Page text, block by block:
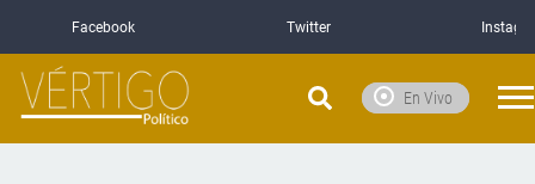
Facebook Twitter
En Vivo